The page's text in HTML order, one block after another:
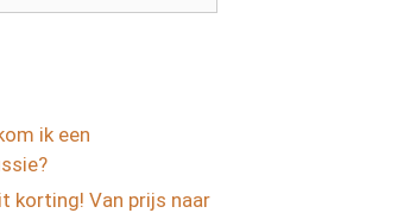
ik een
korting! Van prijs naar